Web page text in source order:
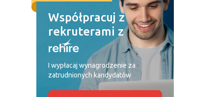
Współpracuj z
rekruterami z
I wypłacaj wynagrodzenie za
zatrudnionych kandydatów